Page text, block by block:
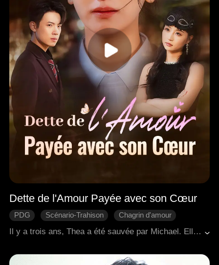
Dette de l'Amour Payée avec son Cœur
PDG Scénario-Trahison
Chagrin d'amour
Romance moderne
Il y a trois ans, Thea a été sauvée par Michael. Elle a travaillé pour le soutenir, a économisé pour son opération chirurgicale et est tombée amoureuse. Ignorante du fait que cela n'était qu'un pari perdu de sa part, Michael a profité d'une fille pauvre en la faisant subvenir à ses besoins. Lorsque la vérité a éclaté, Thea a mis fin à leur relation. Déchiré entre sa fierté et son désir, Michael l'a harcelée pour qu'elle revienne. Le frère adoptif de Thea, Josh, se souciait sincèrement d'elle, ce qui a suscité la jalousie de Michael. La fiancée de Michael, consumée par l'envie, a organisé un accident de voiture pour tuer Thea. Les deux hommes sont venus à son secours, mais Josh avait besoin d'une transplantation cardiaque pour survivre. Thea a juré de mourir avec Josh s'il ne s'en sortait pas. Réalisant qu'il l'avait perdue pour toujours, Michael a donné son propre cœur pour sauver Josh, lui permettant de rester avec Thea pour la vie.